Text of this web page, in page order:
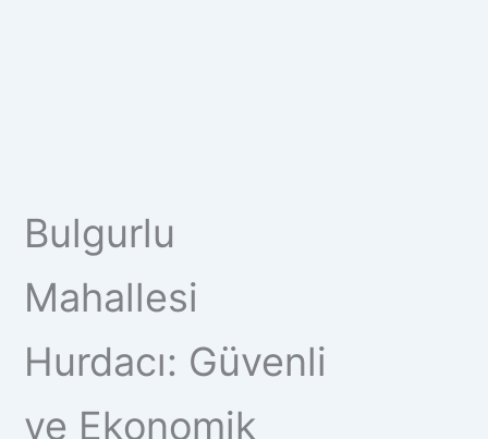
Bulgurlu
Mahallesi
Hurdacı: Güvenli
ve Ekonomik